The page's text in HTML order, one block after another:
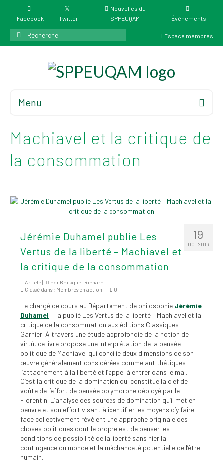
Facebook Twitter
Nouvelles du
SPPEUQAM
Événements
Rechercher
:
Espace membres
Menu
Résultat des
Mandats des comités
Statuts et
Signature – Courriel –
Place à notre
valorisation
Signature – Fond
d’écran – Place à
notre valorisation
Signature – Courriel
(FNEEQ)
Vignettes
Publications
Machiavel et la critique de
la consommation
19
OCT 2016
Jérémie Duhamel publie Les
Vertus de la liberté – Machiavel et
la critique de la consommation
Article | par Bousquet Richard |
Classé dans : Membres en action | 0
Le chargé de cours au Département de philosophie Jérémie
Duhamel
a publié Les Vertus de la liberté – Machiavel et la
critique de la consommation aux éditions Classiques
Garnier. À travers une étude approfondie de la notion de
virtù, ce livre propose une interprétation de la pensée
politique de Machiavel qui concilie deux dimensions de son
œuvre généralement considérées comme antithétiques:
l’attachement à la liberté et l’appel à entrer dans le mal.
C’est la critique de la domination qui constitue la clef de
voûte de l’effort de pensée polymorphe déployé par le
Florentin. L’analyse des sources de domination qu’il met en
oeuvre et son effort visant à identifier les moyens d’y faire
face collectivement révèlent une approche originale des
choses politiques dont le propre est de penser les
conditions de possibilité de la liberté sans nier la
contingence du monde et la méchanceté potentielle de l’être
humain.